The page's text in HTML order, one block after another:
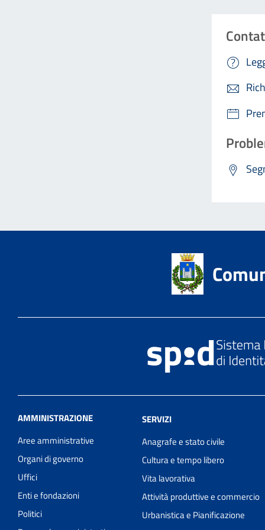
AMMINISTRAZIONE
Aree amministrative
Organi di governo
Uffici
Enti e fondazioni
Politici
SERVIZI
Anagrafe e stato civile
Cultura e tempo libero
Vita lavorativa
Attività produttive e commercio
Urbanistica e Pianificazione